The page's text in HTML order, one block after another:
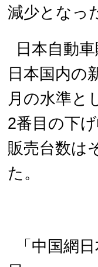
減少となっ
日本自動
日本国内の
月の水準と
2番目の下
販売台数は
た。
「中国網